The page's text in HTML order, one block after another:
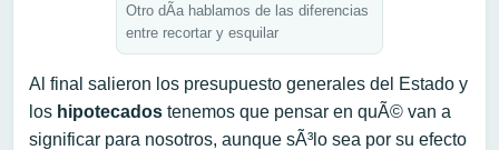
Otro dÃ­a hablamos de las diferencias
entre recortar y esquilar
Al final salieron los presupuesto generales del Estado y
los hipotecados tenemos que pensar en quÃ© van a
significar para nosotros, aunque sÃ³lo sea por su efecto